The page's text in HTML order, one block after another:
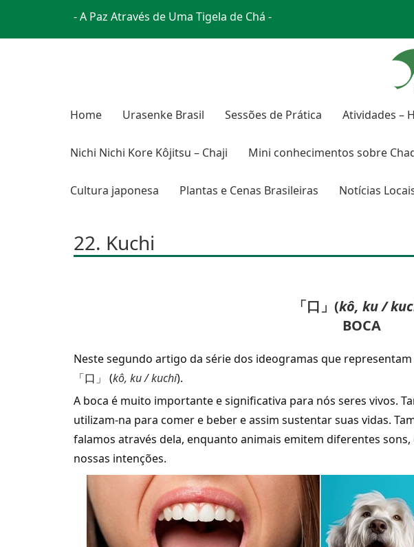
- A Paz Através de Uma Tigela de Chá -
Home Urasenke Brasil Sessões de Prática Atividades –
Nichi Nichi Kore Kôjitsu – Chaji Mini conhecimentos sobre
Cultura japonesa Plantas e Cenas Brasileiras Notícias
22. Kuchi
「口」(kô, ku /
BOCA
Neste segundo artigo da série dos ideogramas que
「口」 (kô, ku / kuchi).
A boca é muito importante e significativa para nós seres vivos.
utilizam-na para comer e beber e assim sustentar suas vidas.
falamos através dela, enquanto animais emitem diferentes
nossas intenções.